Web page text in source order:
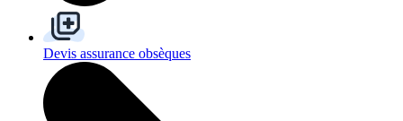
Devis assurance obsèques